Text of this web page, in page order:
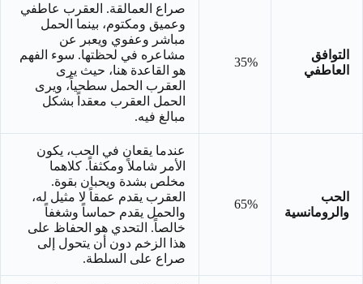
التوافق
العاطفي
35%
صراع العمالقة. العقرب عاطفي
وعميق ومكتوم، بينما الحمل
مباشر وعفوي ويعبر عن
مشاعره في لحظتها. سوء الفهم
هو القاعدة هنا، حيث يرى
العقرب الحمل سطحياً، ويرى
الحمل العقرب معقداً بشكل
مبالغ فيه.
الحب
والرومانسية
65%
عندما يقعان في الحب، يكون
الأمر شاملاً ومكثفاً. كلاهما
مخلص بشدة ويحبان بقوة.
العقرب يقدم عمقاً لا مثيل له،
والحمل يقدم حماساً وشغفاً
خالصاً. التحدي هو الحفاظ على
هذا الزخم دون أن يتحول إلى
صراع على السلطة.